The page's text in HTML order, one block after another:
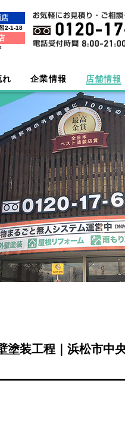
2-1-18
れ 企業情報 店舗情報
塗装工程｜浜松市中